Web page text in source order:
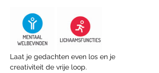
Laat je gedachten even los en je
creativiteit de vrije loop.